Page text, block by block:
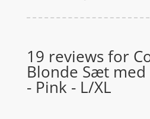
19 reviews for
Blonde Sæt
- Pink - L/XL